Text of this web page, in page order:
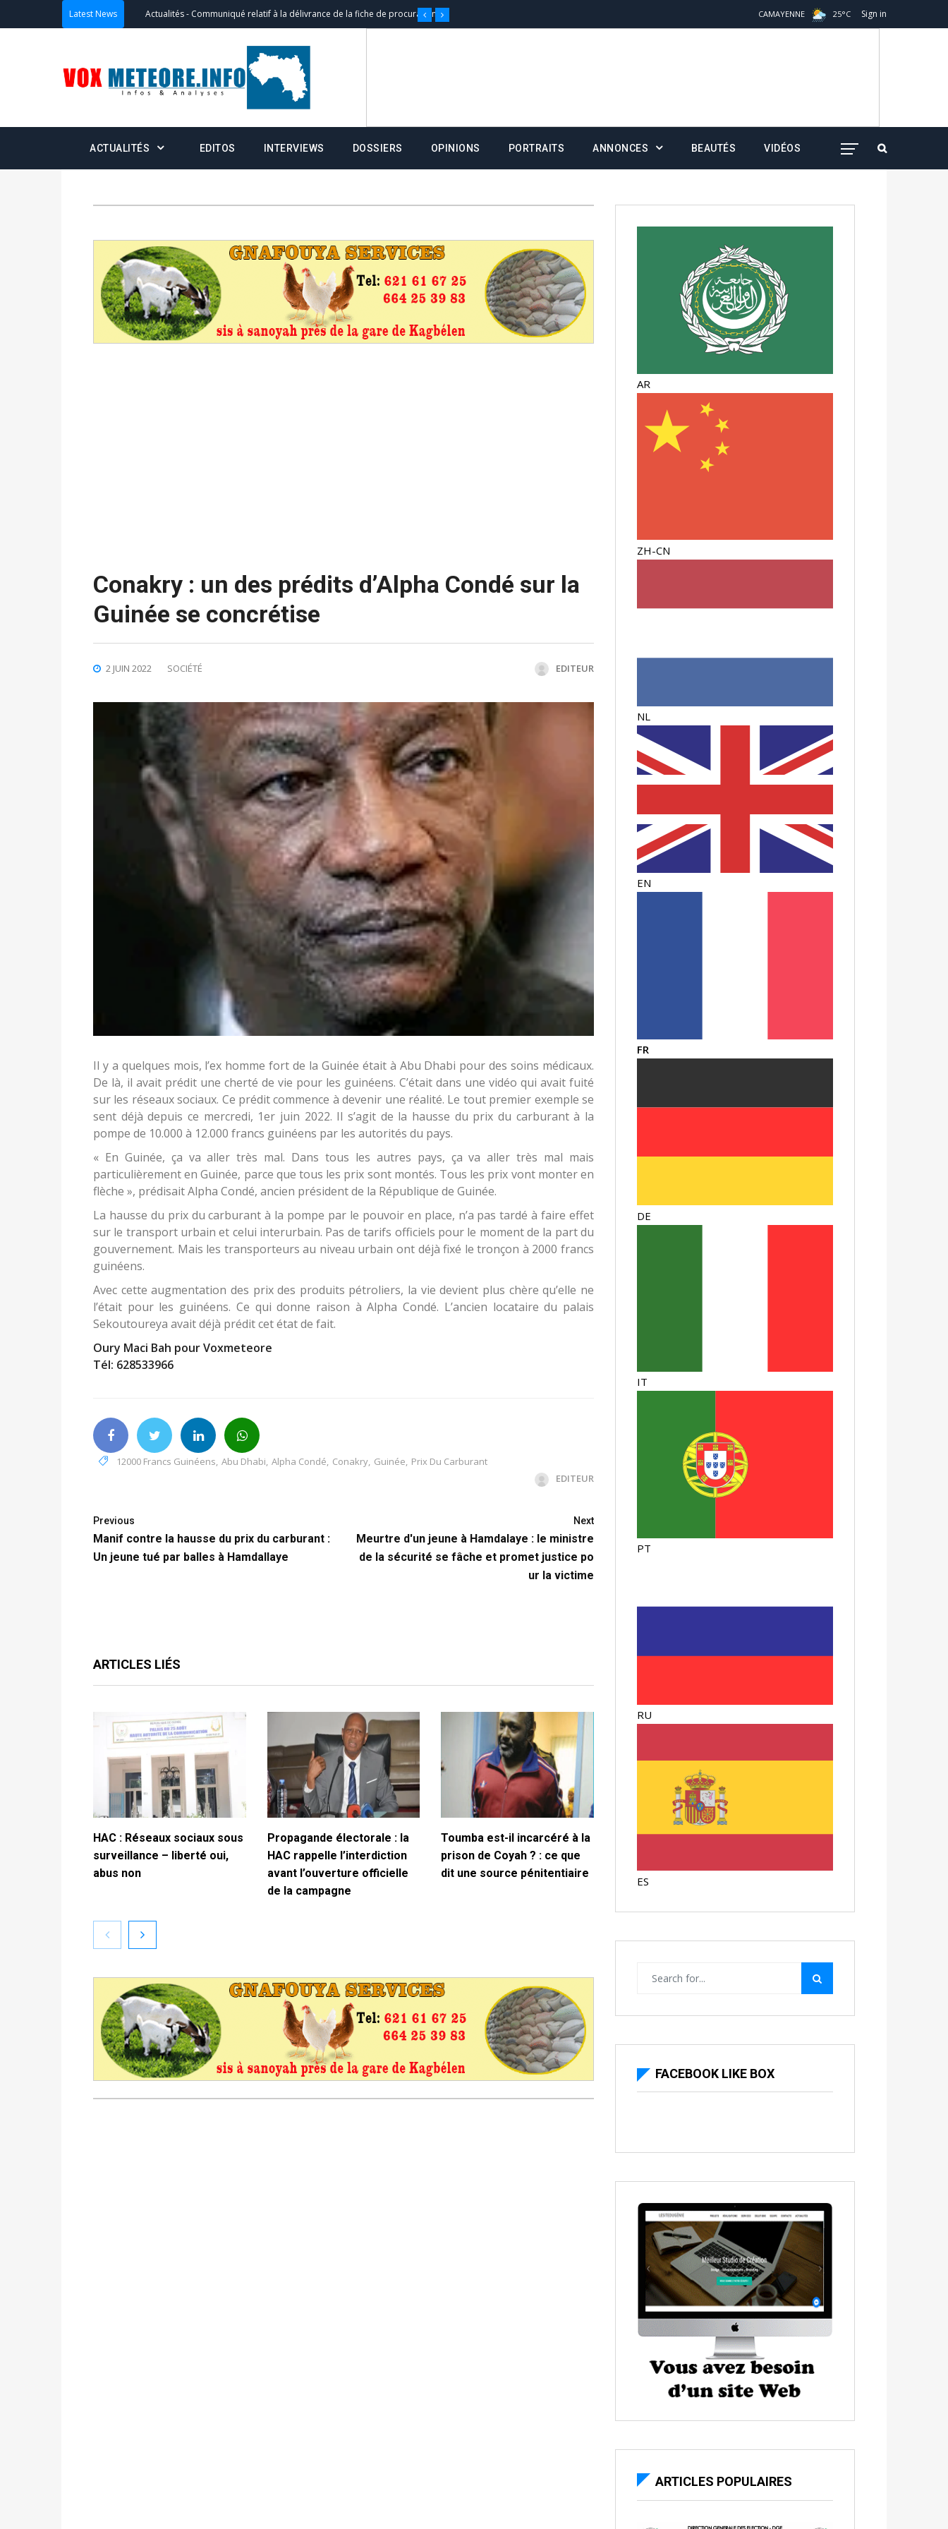
Latest News Actualités- Communiqué relatif à la délivrance de la fiche de procuration
Centralisation des Votes (CACV) à une prestation de serment et à une
formation
Politique-Candidats : désignez vos représentants aux CACV (centralisation
des votes) avant le 16 mai à 16h
Politique-Délégués de bureaux de vote : vos informations à transmettre
avant le 16 mai 2026 à 16h
Politique-Proclamation des résultats globaux provisoires et des
statistiques des législatives et communales : ce 4 juin à 18h
CAMAYENNE 25°C Sign in
ACTUALITÉS EDITOS INTERVIEWS DOSSIERS OPINIONS PORTRAITS ANNONCES BEAUTÉS VIDÉOS
Conakry : un des prédits d’Alpha Condé sur la
Guinée se concrétise
2 JUIN 2022 SOCIÉTÉ EDITEUR
Il y a quelques mois, l’ex homme fort de la Guinée était à Abu Dhabi pour des soins médicaux.
De là, il avait prédit une cherté de vie pour les guinéens. C’était dans une vidéo qui avait fuité
sur les réseaux sociaux. Ce prédit commence à devenir une réalité. Le tout premier exemple se
sent déjà depuis ce mercredi, 1er juin 2022. Il s’agit de la hausse du prix du carburant à la
pompe de 10.000 à 12.000 francs guinéens par les autorités du pays.
« En Guinée, ça va aller très mal. Dans tous les autres pays, ça va aller très mal mais
particulièrement en Guinée, parce que tous les prix sont montés. Tous les prix vont monter en
flèche », prédisait Alpha Condé, ancien président de la République de Guinée.
La hausse du prix du carburant à la pompe par le pouvoir en place, n’a pas tardé à faire effet
sur le transport urbain et celui interurbain. Pas de tarifs officiels pour le moment de la part du
gouvernement. Mais les transporteurs au niveau urbain ont déjà fixé le tronçon à 2000 francs
guinéens.
Avec cette augmentation des prix des produits pétroliers, la vie devient plus chère qu’elle ne
l’était pour les guinéens. Ce qui donne raison à Alpha Condé. L’ancien locataire du palais
Sekoutoureya avait déjà prédit cet état de fait.
Oury Maci Bah pour Voxmeteore
Tél: 628533966
12000 Francs Guinéens, Abu Dhabi, Alpha Condé, Conakry, Guinée, Prix Du Carburant
EDITEUR
Previous
Manif contre la hausse du prix du carburant :
Un jeune tué par balles à Hamdallaye
Next
Meurtre d'un jeune à Hamdalaye : le ministre
de la sécurité se fâche et promet justice po
ur la victime
ARTICLES LIÉS
HAC : Réseaux sociaux sous
surveillance – liberté oui,
abus non
Propagande électorale : la
HAC rappelle l’interdiction
avant l’ouverture officielle
de la campagne
Toumba est-il incarcéré à la
prison de Coyah ? : ce que
dit une source pénitentiaire
AR
ZH-CN
NL
EN
FR
DE
IT
PT
RU
ES
FACEBOOK LIKE BOX
ARTICLES POPULAIRES